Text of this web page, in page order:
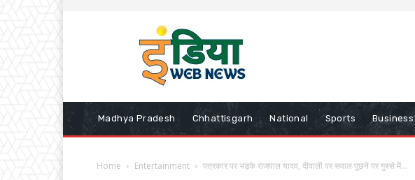
Madhya Pradesh Chhattisgarh National Sports Business
Home Entertainment पत्रकार पर भड़के राजपाल यादव, दीवाली पर सवाल पूछने पर गुस्से में...